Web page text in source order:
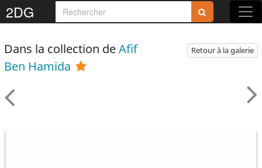
2DG
Dans la collection deAfif
Ben Hamida
Retour à la galerie